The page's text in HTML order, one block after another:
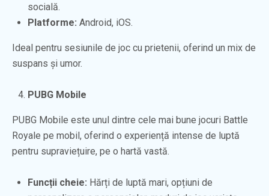
socială.
Platforme: Android, iOS.
Ideal pentru sesiunile de joc cu prietenii, oferind un mix de
suspans și umor.
PUBG Mobile
PUBG Mobile este unul dintre cele mai bune jocuri Battle
Royale pe mobil, oferind o experiență intense de luptă
pentru supraviețuire, pe o hartă vastă.
Funcții cheie: Hărți de luptă mari, opțiuni de